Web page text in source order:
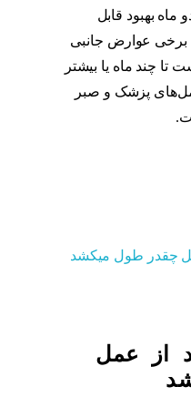
ماه بهبود قابل
برخی عوارض جانبی
تا چند ماه یا بیشتر
پزشک و صبر
از عمل